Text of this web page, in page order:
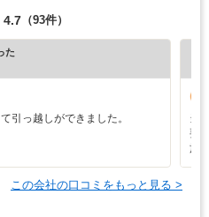
4.7 （93件）
た
引っ越しができました。
当
要
施
この会社の口コミをもっと見る >